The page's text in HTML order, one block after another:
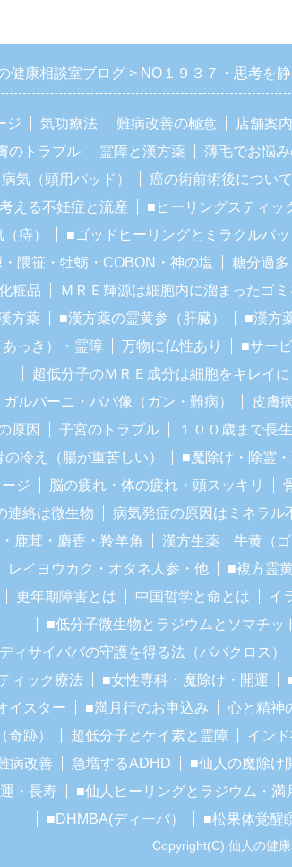
健康相談室ブログ NO１９３７・思考を
ジ 気功療法 難病改善の極意 店舗案内
のトラブル
霊障と漢方薬 薄毛でお悩
気（頭用パッド）
癌の術前術後について
える不妊症と流産
■ヒーリングスティッ
痔）
■ゴッドヒーリングとミラクルパッ
隈笹・牡蛎・COBON・神の塩
糖分過
粧品
ＭＲＥ輝源は細胞内に溜まったゴ
方薬
■漢方薬の霊黄参（肝臓） ■漢方
っき）・霊障
万物に仏性あり ■サー
超低分子のＭＲＥ成分は細胞をキレイに
ルバーニ・ババ像（ガン・難病）
皮膚
原因
子宮のトラブル １００歳まで長
冷え（腸が重苦しい）
■魔除け・除霊
ジ
脳の疲れ・体の疲れ・頭スッキリ
連絡は微生物
病気発症の原因はミネラル
鹿茸・麝香・羚羊角
漢方生薬 牛黄（ゴ
イヨウカク・オタネ人参・他
■複方霊
更年期障害とは 中国哲学と命とは イ
■低分子微生物とラジウムとソマチッ
ィサイババの守護を得る法（ババクロス）
ィック療法
■女性専科・魔除け・開運
イスター
■満月行のお申込み 心と精神
跡）
超低分子とケイ素と霊障 イン
病改善
急増するADHD ■仙人の魔除け
・長寿
■仙人ヒーリングとラジウム・満
■DHMBA(ディーバ）
■松果体覚醒
Copyright(C) 仙人の健